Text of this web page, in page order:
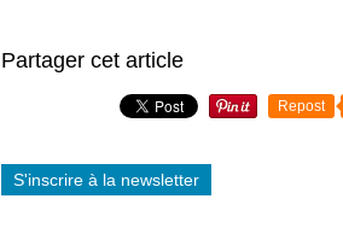
Partager cet article
Repost
S'inscrire à la newsletter